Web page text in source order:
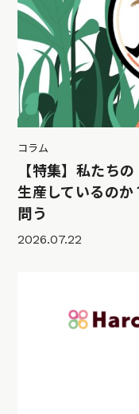
コラム
【特集】私たち
生産しているのか
問う
2026.07.22